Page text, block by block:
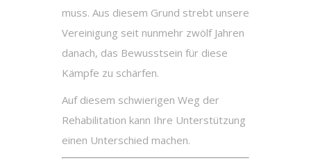
muss. Aus diesem Grund strebt unsere
Vereinigung seit nunmehr zwölf Jahren
danach, das Bewusstsein für diese
Kämpfe zu schärfen.
Auf diesem schwierigen Weg der
Rehabilitation kann Ihre Unterstützung
einen Unterschied machen.